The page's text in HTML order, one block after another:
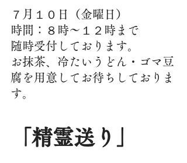
７月１０日（金曜日）
時間：８時～１２時まで
随時受付しております。
お抹茶、冷たいうどん・ゴマ豆
腐を用意してお待ちしておりま
す。
「精霊送り」